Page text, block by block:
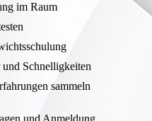
im Raum
und Schnelligkeiten
sammeln